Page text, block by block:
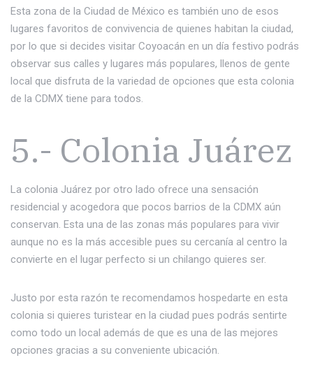
Esta zona de la Ciudad de México es también uno de esos
lugares favoritos de convivencia de quienes habitan la ciudad,
por lo que si decides visitar Coyoacán en un día festivo podrás
observar sus calles y lugares más populares, llenos de gente
local que disfruta de la variedad de opciones que esta colonia
de la CDMX tiene para todos.
5.- Colonia Juárez
La colonia Juárez por otro lado ofrece una sensación
residencial y acogedora que pocos barrios de la CDMX aún
conservan. Esta una de las zonas más populares para vivir
aunque no es la más accesible pues su cercanía al centro la
convierte en el lugar perfecto si un chilango quieres ser.
Justo por esta razón te recomendamos hospedarte en esta
colonia si quieres turistear en la ciudad pues podrás sentirte
como todo un local además de que es una de las mejores
opciones gracias a su conveniente ubicación.